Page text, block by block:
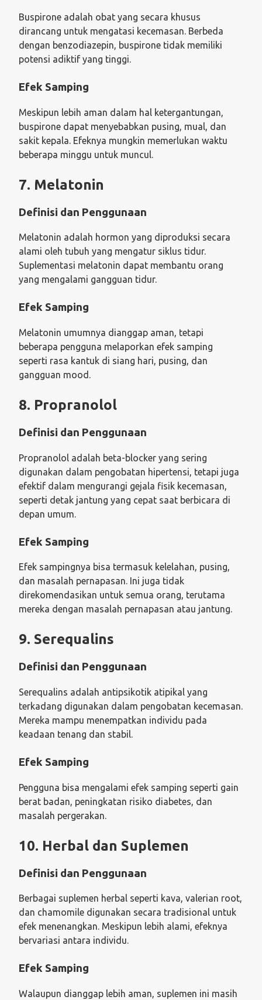
Buspirone adalah obat yang secara khusus
dirancang untuk mengatasi kecemasan. Berbeda
dengan benzodiazepin, buspirone tidak memiliki
potensi adiktif yang tinggi.
Efek Samping
Meskipun lebih aman dalam hal ketergantungan,
buspirone dapat menyebabkan pusing, mual, dan
sakit kepala. Efeknya mungkin memerlukan waktu
beberapa minggu untuk muncul.
7. Melatonin
Definisi dan Penggunaan
Melatonin adalah hormon yang diproduksi secara
alami oleh tubuh yang mengatur siklus tidur.
Suplementasi melatonin dapat membantu orang
yang mengalami gangguan tidur.
Efek Samping
Melatonin umumnya dianggap aman, tetapi
beberapa pengguna melaporkan efek samping
seperti rasa kantuk di siang hari, pusing, dan
gangguan mood.
8. Propranolol
Definisi dan Penggunaan
Propranolol adalah beta-blocker yang sering
digunakan dalam pengobatan hipertensi, tetapi juga
efektif dalam mengurangi gejala fisik kecemasan,
seperti detak jantung yang cepat saat berbicara di
depan umum.
Efek Samping
Efek sampingnya bisa termasuk kelelahan, pusing,
dan masalah pernapasan. Ini juga tidak
direkomendasikan untuk semua orang, terutama
mereka dengan masalah pernapasan atau jantung.
9. Serequalins
Definisi dan Penggunaan
Serequalins adalah antipsikotik atipikal yang
terkadang digunakan dalam pengobatan kecemasan.
Mereka mampu menempatkan individu pada
keadaan tenang dan stabil.
Efek Samping
Pengguna bisa mengalami efek samping seperti gain
berat badan, peningkatan risiko diabetes, dan
masalah pergerakan.
10. Herbal dan Suplemen
Definisi dan Penggunaan
Berbagai suplemen herbal seperti kava, valerian root,
dan chamomile digunakan secara tradisional untuk
efek menenangkan. Meskipun lebih alami, efeknya
bervariasi antara individu.
Efek Samping
Walaupun dianggap lebih aman, suplemen ini masih